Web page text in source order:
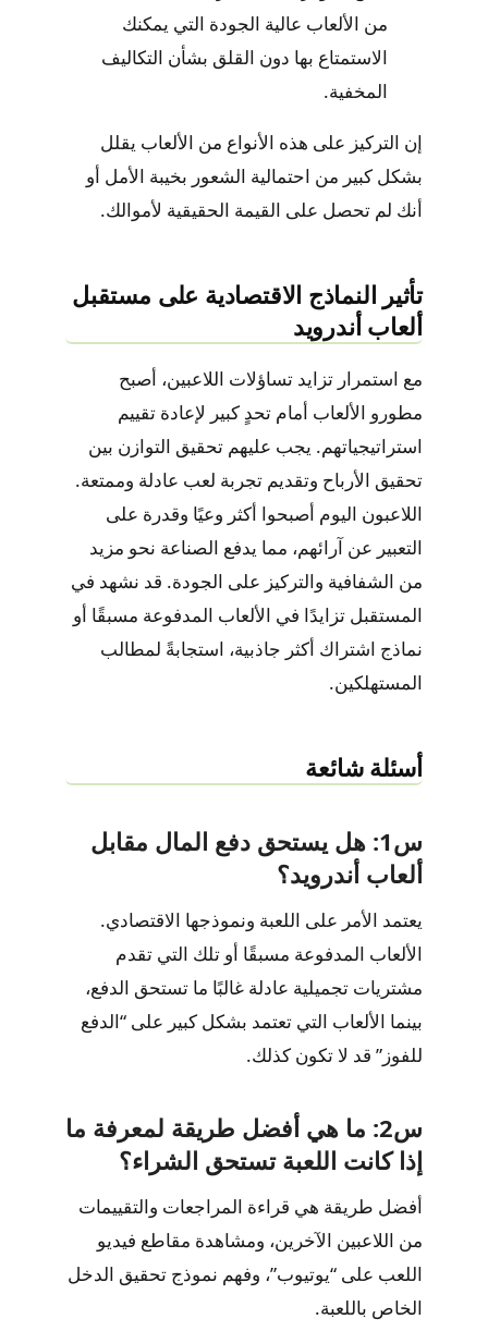
من الألعاب عالية الجودة التي يمكنك
الاستمتاع بها دون القلق بشأن التكاليف
المخفية.
إن التركيز على هذه الأنواع من الألعاب يقلل
بشكل كبير من احتمالية الشعور بخيبة الأمل أو
أنك لم تحصل على القيمة الحقيقية لأموالك.
تأثير النماذج الاقتصادية على مستقبل
ألعاب أندرويد
مع استمرار تزايد تساؤلات اللاعبين، أصبح
مطورو الألعاب أمام تحدٍ كبير لإعادة تقييم
استراتيجياتهم. يجب عليهم تحقيق التوازن بين
تحقيق الأرباح وتقديم تجربة لعب عادلة وممتعة.
اللاعبون اليوم أصبحوا أكثر وعيًا وقدرة على
التعبير عن آرائهم، مما يدفع الصناعة نحو مزيد
من الشفافية والتركيز على الجودة. قد نشهد في
المستقبل تزايدًا في الألعاب المدفوعة مسبقًا أو
نماذج اشتراك أكثر جاذبية، استجابةً لمطالب
المستهلكين.
أسئلة شائعة
س1: هل يستحق دفع المال مقابل
ألعاب أندرويد؟
يعتمد الأمر على اللعبة ونموذجها الاقتصادي.
الألعاب المدفوعة مسبقًا أو تلك التي تقدم
مشتريات تجميلية عادلة غالبًا ما تستحق الدفع،
بينما الألعاب التي تعتمد بشكل كبير على “الدفع
للفوز” قد لا تكون كذلك.
س2: ما هي أفضل طريقة لمعرفة ما
إذا كانت اللعبة تستحق الشراء؟
أفضل طريقة هي قراءة المراجعات والتقييمات
من اللاعبين الآخرين، ومشاهدة مقاطع فيديو
اللعب على “يوتيوب”، وفهم نموذج تحقيق الدخل
الخاص باللعبة.